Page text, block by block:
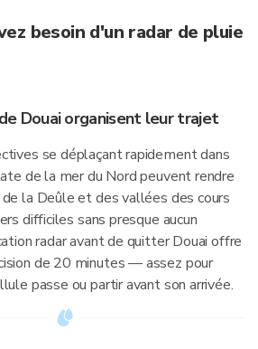
besoin d'un radar de pluie
Douai organisent leur trajet
se déplaçant rapidement dans
de la mer du Nord peuvent rendre
la Deûle et des vallées des cours
difficiles sans presque aucun
radar avant de quitter Douai offre
de 20 minutes — assez pour
passe ou partir avant son arrivée.